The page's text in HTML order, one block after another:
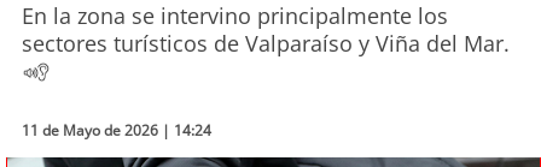
Actualidad
Economía
En la zona se intervino principalmente los
sectores turísticos de Valparaíso y Viña del Mar.
11 de Mayo de 2026 | 14:24